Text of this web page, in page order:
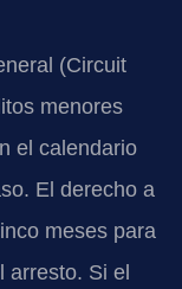
(Circuit
menores
el calendario
El derecho a
meses para
arresto. Si el